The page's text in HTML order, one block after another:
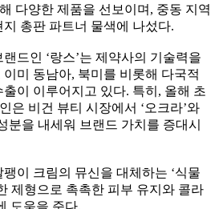
다양한 제품을 선보이며 , 중동 지역
총판 파트너 물색에 나섰다.
랜드인 ‘랑스’는 제약사의 기술력을
이미 동남아, 북미를 비롯해 다국적
이 이루어지고 있다. 특히 , 올해 초
은 비건 뷰티 시장에서 ‘오크라’와
분을 내세워 브랜드 가치를 증대시
이 크림의 뮤신을 대체하는 ‘식물
제형으로 촉촉한 피부 유지와 콜라
도움을 준다.